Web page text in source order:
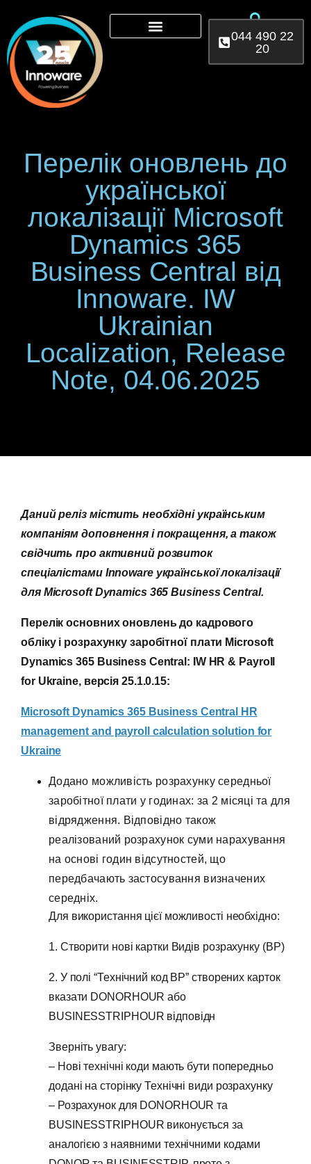
044 490 22
20
Перелік оновлень до
української
локалізації Microsoft
Dynamics 365
Business Central від
Іnnoware. IW
Ukrainian
Localization, Release
Note, 04.06.2025
Даний реліз містить необхідні українським
компаніям доповнення і покращення, а також
свідчить про активний розвиток
спеціалістами Innoware української локалізації
для Microsoft Dynamics 365 Business Central.
Перелік основних оновлень до кадрового
обліку і розрахунку заробітної плати Microsoft
Dynamics 365 Business Central: IW HR & Payroll
for Ukraine, версія 25.1.0.15:
Microsoft Dynamics 365 Business Central HR
management and payroll calculation solution for
Ukraine
Додано можливість розрахунку середньої
заробітної плати у годинах: за 2 місяці та для
відрядження. Відповідно також
реалізований розрахунок суми нарахування
на основі годин відсутностей, що
передбачають застосування визначених
середніх.
Для використання цієї можливості необхідно:
1. Створити нові картки Видів розрахунку (ВР)
2. У полі “Технічний код ВР” створених карток
вказати DONORHOUR або
BUSINESSTRIPHOUR відповідн
Зверніть увагу:
– Нові технічні коди мають бути попередньо
додані на сторінку Технічні види розрахунку
– Розрахунок для DONORHOUR та
BUSINESSTRIPHOUR виконується за
аналогією з наявними технічними кодами